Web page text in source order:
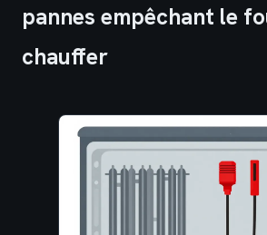
pannes empêchant le
chauffer